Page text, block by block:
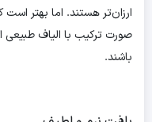
ارزان‌تر هستند. اما بهتر
باشند.